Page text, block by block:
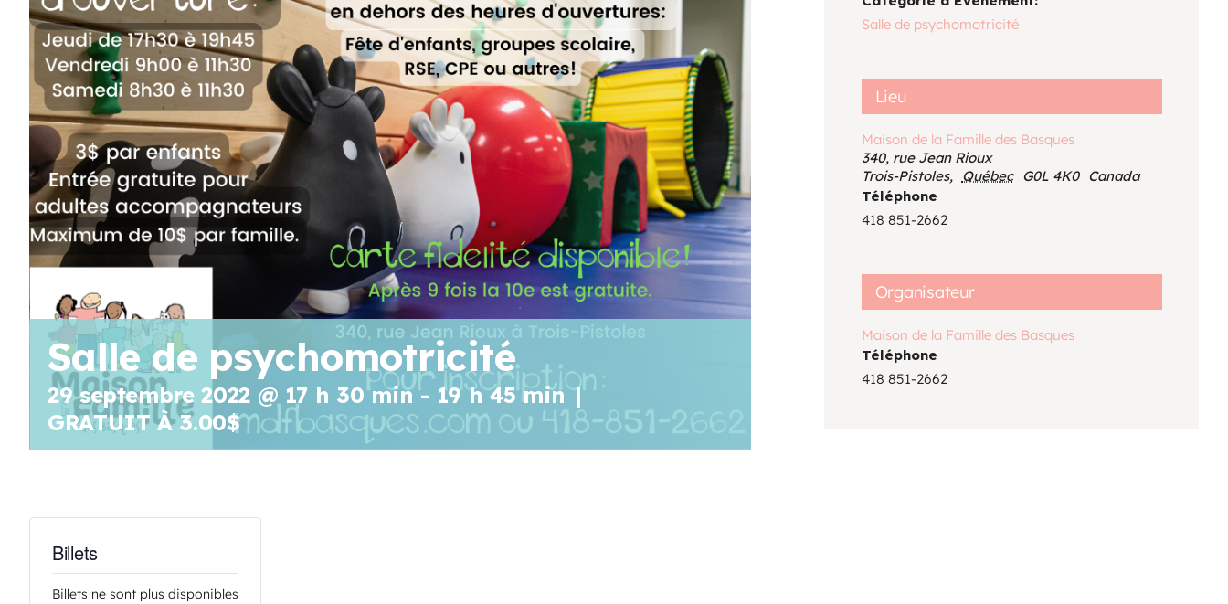
AOÛT
19
11 H 30 Min -13 H 30 Min
Pique-nique au parc poisson – Trois-Pistoles
AOÛT
20
10 H 00 Min- 11 H 30 Min
Marche en famille
Voir Le Calendrier
Salle de psychomotricité
29 septembre 2022 @ 17 h 30 min- 19 h 45 min |
GRATUIT À 3.00$
Billets
Billets ne sont plus disponibles
Salle de psychomotricité
Lieu
Maison de la Famille des Basques
340, rue Jean Rioux
Trois-Pistoles, Québec G0L 4K0 Canada
Téléphone
418 851-2662
Organisateur
Maison de la Famille des Basques
Téléphone
418 851-2662